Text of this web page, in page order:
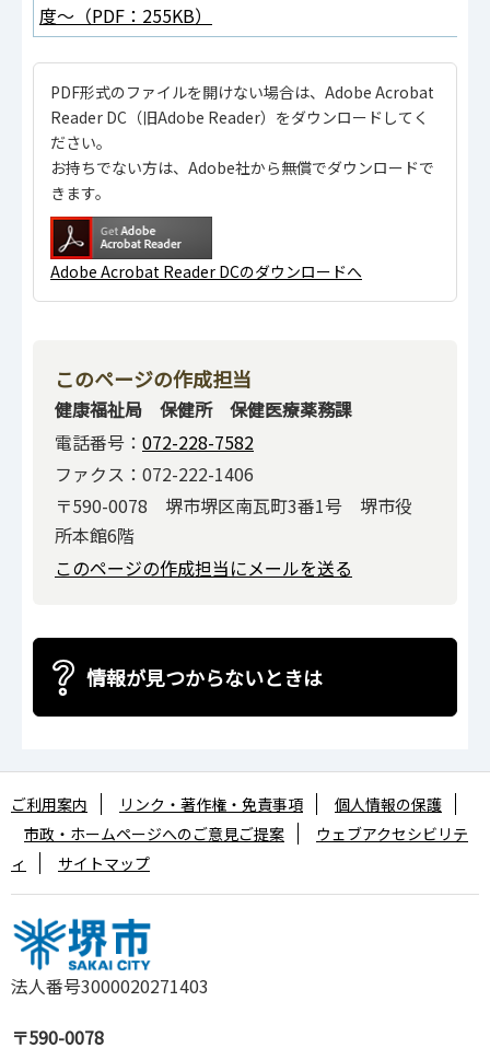
度～（PDF：255KB）
PDF形式のファイルを開けない場合は、Adobe Acrobat
Reader DC（旧Adobe Reader）をダウンロードしてく
ださい。
お持ちでない方は、Adobe社から無償でダウンロードで
きます。
Adobe Acrobat Reader DCのダウンロードへ
このページの作成担当
健康福祉局 保健所 保健医療薬務課
電話番号： 072-228-7582
ファクス：072-222-1406
〒590-0078 堺市堺区南瓦町3番1号 堺市役
所本館6階
このページの作成担当にメールを送る
情報が見つからないときは
法人番号3000020271403
〒590-0078
ご利用案内 リンク・著作権・免責事項
個人情報の保護
市政・ホームページへのご意見ご提案
ウェブアクセシビリテ
ィ
サイトマップ